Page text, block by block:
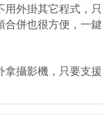
外掛其它程式，
併也很方便，一
攝影機，只要支